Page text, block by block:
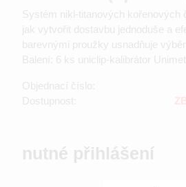
Systém nikl-titanových kořenových
jak vytvořit dostavbu jednoduše a
barevnými proužky usnadňuje
Balení: 6 ks uniclip-kalibrátor
Objednací číslo:
Dostupnost:
nutné přihlášení